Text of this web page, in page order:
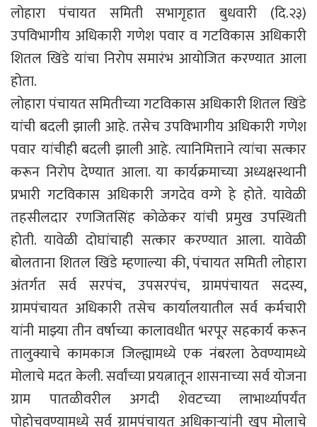
लोहारा पंचायत समिती सभागृहात बुधवारी (दि.२३)
उपविभागीय अधिकारी गणेश पवार व गटविकास अधिकारी
शितल खिंडे यांचा निरोप समारंभ आयोजित करण्यात आला
होता.
लोहारा पंचायत समितीच्या गटविकास अधिकारी शितल खिंडे
यांची बदली झाली आहे. तसेच उपविभागीय अधिकारी गणेश
पवार यांचीही बदली झाली आहे. त्यानिमित्ताने त्यांचा सत्कार
करून निरोप देण्यात आला. या कार्यक्रमाच्या अध्यक्षस्थानी
प्रभारी गटविकास अधिकारी जगदेव वग्गे हे होते. यावेळी
तहसीलदार रणजितसिंह कोळेकर यांची प्रमुख उपस्थिती
होती. यावेळी दोघांचाही सत्कार करण्यात आला. यावेळी
बोलताना शितल खिंडे म्हणाल्या की, पंचायत समिती लोहारा
अंतर्गत सर्व सरपंच, उपसरपंच, ग्रामपंचायत सदस्य,
ग्रामपंचायत अधिकारी तसेच कार्यालयातील सर्व कर्मचारी
यांनी माझ्या तीन वर्षाच्या कालावधीत भरपूर सहकार्य करून
तालुक्याचे कामकाज जिल्ह्यामध्ये एक नंबरला ठेवण्यामध्ये
मोलाचे मदत केली. सर्वांच्या प्रयत्नातून शासनाच्या सर्व योजना
ग्राम पातळीवरील अगदी शेवटच्या लाभार्थ्यापर्यंत
पोहोचवण्यामध्ये सर्व ग्रामपंचायत अधिकाऱ्यांनी खूप मोलाचे